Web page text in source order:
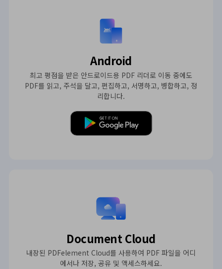
Android
최고 평점을 받은 안드로이드용 PDF 리더로 이동 중에도
PDF를 읽고, 주석을 달고, 편집하고, 서명하고, 병합하고, 정
리합니다.
Document Cloud
내장된 PDFelement Cloud를 사용하여 PDF 파일을 어디
에서나 저장, 공유 및 액세스하세요.